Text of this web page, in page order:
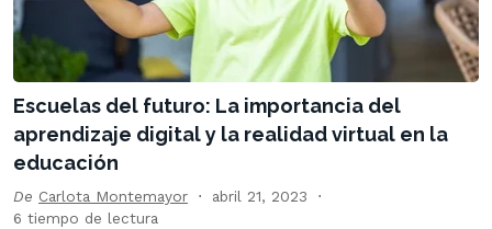
Escuelas del futuro: La importancia del
aprendizaje digital y la realidad virtual en la
educación
De Carlota Montemayor
abril 21, 2023
6 tiempo de lectura